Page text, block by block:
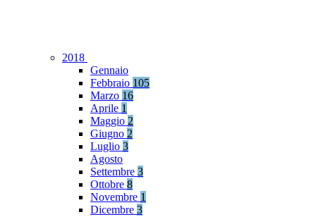
2018
Gennaio
Febbraio 105
Marzo 16
Aprile 1
Maggio 2
Giugno 2
Luglio 3
Agosto
Settembre 3
Ottobre 8
Novembre 1
Dicembre 3